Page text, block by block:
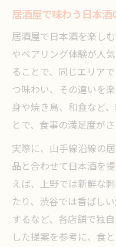
居酒屋で感じ
老舗居酒屋
地酒が光る沿
日本酒飲み比べが
方
居酒屋で始め
力
山手線沿線居
居酒屋飲み比
日本酒飲み比
み
飲み比べセ
居酒屋で味わう日本
居酒屋で日本酒を楽し
やペアリング体験が人
ることで、同じエリア
つ味わい、その違いを
身や焼き鳥、和食など
とで、食事の満足度が
実際に、山手線沿線の
品と合わせて日本酒を
えば、上野では新鮮な
たり、渋谷では香ばし
するなど、各店舗で独
した提案を参考に、食